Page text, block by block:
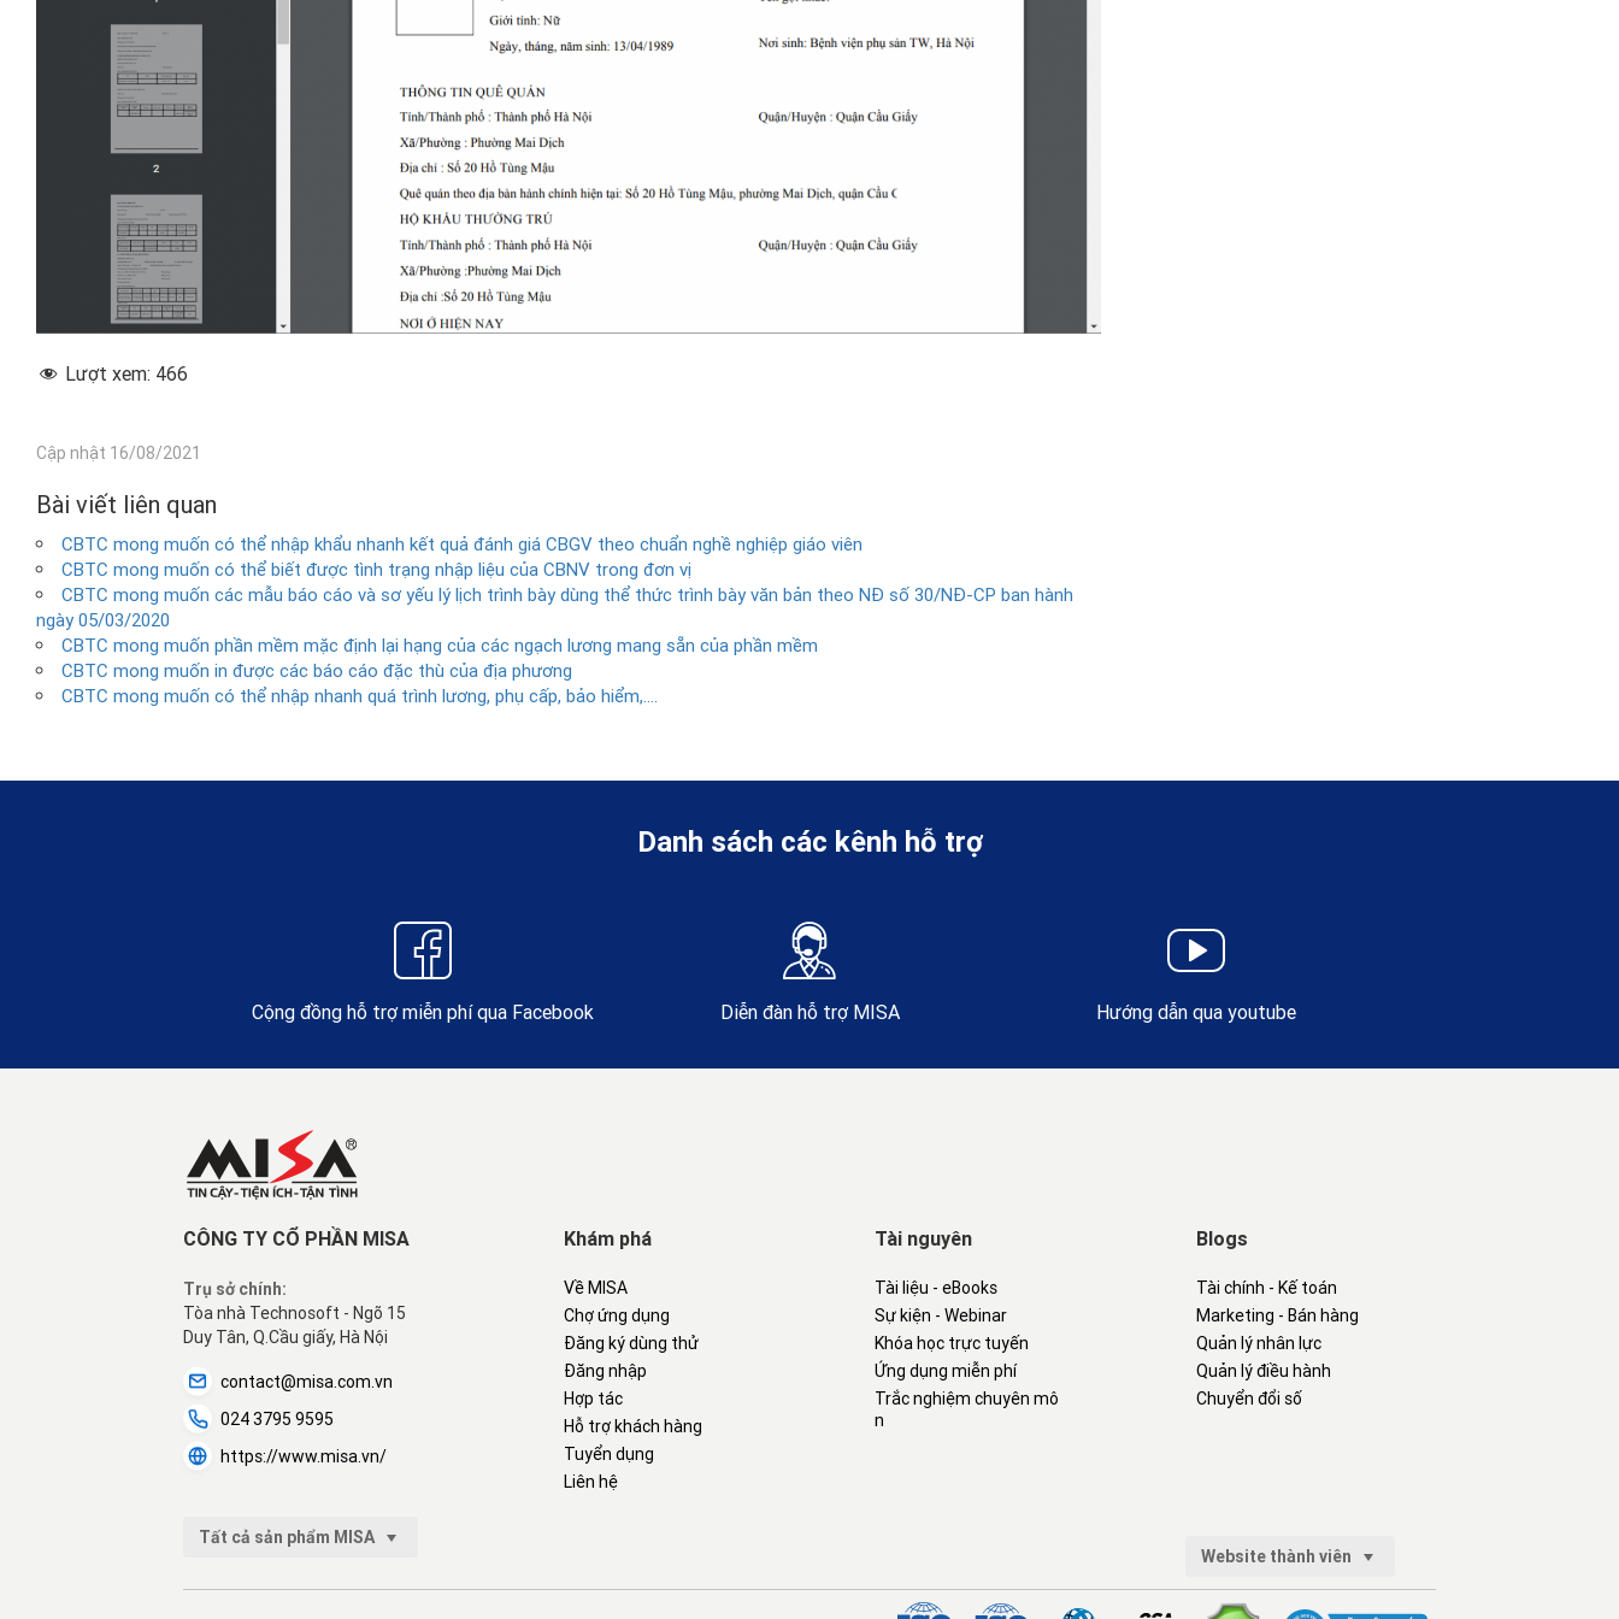
Lượt xem: 466
Cập nhật 16/08/2021
Bài viết liên quan
CBTC mong muốn có thể nhập khẩu nhanh kết quả đánh giá CBGV theo chuẩn nghề nghiệp giáo viên
CBTC mong muốn có thể biết được tình trạng nhập liệu của CBNV trong đơn vị
CBTC mong muốn các mẫu báo cáo và sơ yếu lý lịch trình bày dùng thể thức trình bày văn bản theo NĐ số 30/NĐ-CP ban hành
ngày 05/03/2020
CBTC mong muốn phần mềm mặc định lại hạng của các ngạch lương mang sẵn của phần mềm
CBTC mong muốn in được các báo cáo đặc thù của địa phương
CBTC mong muốn có thể nhập nhanh quá trình lương, phụ cấp, bảo hiểm,….
Danh sách các kênh hỗ trợ
Cộng đồng hỗ trợ miễn phí qua Facebook Diễn đàn hỗ trợ MISA Hướng dẫn qua youtube
CÔNG TY CỔ PHẦN MISA
Trụ sở chính:
Tòa nhà Technosoft - Ngõ 15
Duy Tân, Q.Cầu giấy, Hà Nội
contact@misa.com.vn
024 3795 9595
https://www.misa.vn/
Tất cả sản phẩm MISA
Khám phá
Về MISA
Chợ ứng dụng
Đăng ký dùng thử
Đăng nhập
Hợp tác
Hỗ trợ khách hàng
Tuyển dụng
Liên hệ
Tài nguyên
Tài liệu - eBooks
Sự kiện - Webinar
Khóa học trực tuyến
Ứng dụng miễn phí
Trắc nghiệm chuyên mô
n
Blogs
Tài chính - Kế toán
Marketing - Bán hàng
Quản lý nhân lực
Quản lý điều hành
Chuyển đổi số
Website thành viên